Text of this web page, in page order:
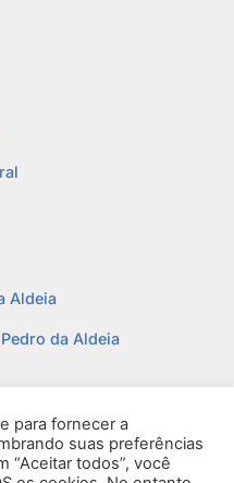
Aldeia
da Aldeia
para fornecer a
suas preferências
“Aceitar todos”, você